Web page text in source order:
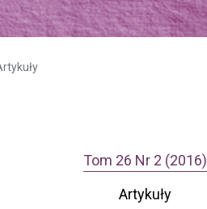
Tom 26 Nr 2 (2016)
Artykuły